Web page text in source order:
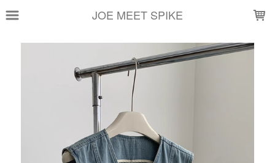
JOE MEET SPIKE